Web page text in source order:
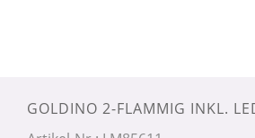
GOLDINO 2-FLAMMIG INKL.